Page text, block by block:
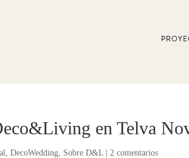
en Telva
,DecoWedding Sobre D&L 2 comentarios